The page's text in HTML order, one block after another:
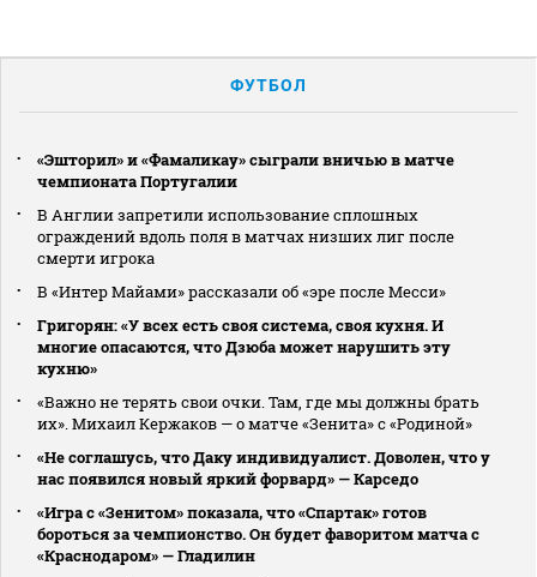
ФУТБОЛ
«Эшторил» и «Фамаликау» сыграли вничью в матче
чемпионата Португалии
В Англии запретили использование сплошных
ограждений вдоль поля в матчах низших лиг после
смерти игрока
В «Интер Майами» рассказали об «эре после Месси»
Григорян: «У всех есть своя система, своя кухня. И
многие опасаются, что Дзюба может нарушить эту
кухню»
«Важно не терять свои очки. Там, где мы должны брать
их». Михаил Кержаков — о матче «Зенита» с «Родиной»
«Не соглашусь, что Даку индивидуалист. Доволен, что у
нас появился новый яркий форвард» — Карседо
«Игра с «Зенитом» показала, что «Спартак» готов
бороться за чемпионство. Он будет фаворитом матча с
«Краснодаром» — Гладилин